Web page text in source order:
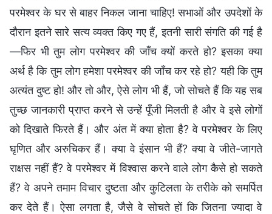
परमेश्वर के घर से बाहर निकल जाना चाहिए! सभाओं और उपदेशों के
दौरान इतने सारे सत्य व्यक्त किए गए हैं, इतनी सारी संगति की गई है
—फिर भी तुम लोग परमेश्वर की जाँच क्यों करते हो? इसका क्या
अर्थ है कि तुम लोग हमेशा परमेश्वर की जाँच कर रहे हो? यही कि तुम
अत्यंत दुष्ट हो! और तो और, ऐसे लोग भी हैं, जो सोचते हैं कि यह सब
तुच्छ जानकारी प्राप्त करने से उन्हें पूँजी मिलती है और वे इसे लोगों
को दिखाते फिरते हैं। और अंत में क्या होता है? वे परमेश्वर के लिए
घृणित और अरुचिकर हैं। क्या वे इंसान भी हैं? क्या वे जीते-जागते
राक्षस नहीं हैं? वे परमेश्वर में विश्वास करने वाले लोग कैसे हो सकते
हैं? वे अपने तमाम विचार दुष्टता और कुटिलता के तरीके को समर्पित
कर देते हैं। ऐसा लगता है, जैसे वे सोचते हों कि जितना ज्यादा वे